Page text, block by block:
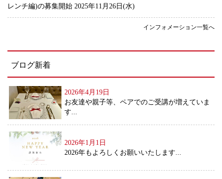
レンチ編)の募集開始 2025年11月26日(水)
インフォメーション一覧へ
ブログ新着
2026年4月19日
お友達や親子等、ペアでのご受講が増えていま
す...
2026年1月1日
2026年もよろしくお願いいたします...